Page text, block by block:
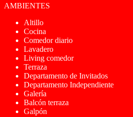
AMBIENTES
Altillo
Cocina
Comedor diario
Lavadero
Living comedor
Terraza
Departamento de Invitados
Departamento Independiente
Galería
Balcón terraza
Galpón